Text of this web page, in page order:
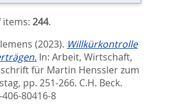
244.
(2023). Willkürkontrolle
In: Arbeit, Wirtschaft,
für Martin Henssler zum
pp. 251-266. C.H. Beck.
406-80416-8